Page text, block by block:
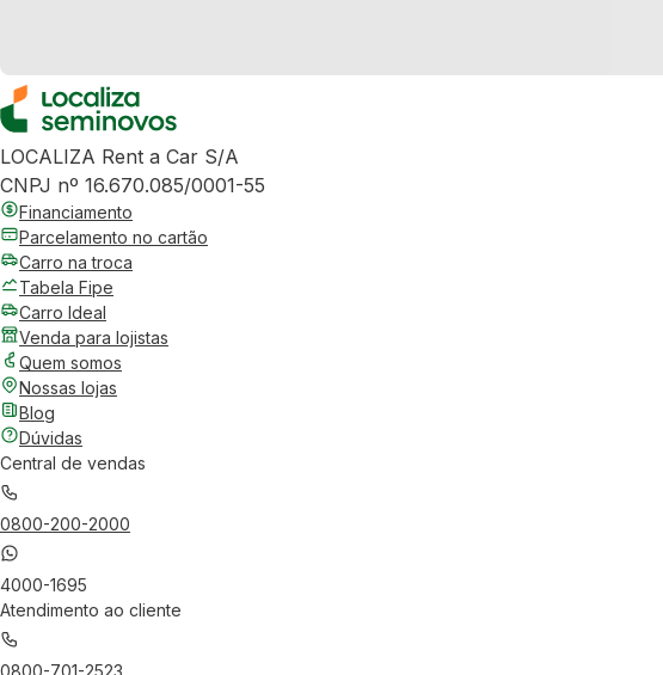
LOCALIZA Rent a Car S/A
CNPJ nº 16.670.085/0001-55
Financiamento
Parcelamento no cartão
Carro na troca
Tabela Fipe
Carro Ideal
Venda para lojistas
Quem somos
Nossas lojas
Blog
Dúvidas
Central de vendas
0800-200-2000
4000-1695
Atendimento ao cliente
0800-701-2523